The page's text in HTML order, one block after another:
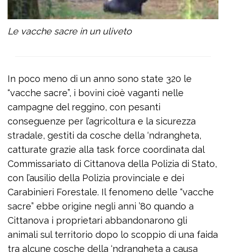
Le vacche sacre in un uliveto
In poco meno di un anno sono state 320 le
“vacche sacre”, i bovini cioè vaganti nelle
campagne del reggino, con pesanti
conseguenze per l’agricoltura e la sicurezza
stradale, gestiti da cosche della ‘ndrangheta,
catturate grazie alla task force coordinata dal
Commissariato di Cittanova della Polizia di Stato,
con l’ausilio della Polizia provinciale e dei
Carabinieri Forestale. Il fenomeno delle “vacche
sacre” ebbe origine negli anni ’80 quando a
Cittanova i proprietari abbandonarono gli
animali sul territorio dopo lo scoppio di una faida
tra alcune cosche della ‘ndrangheta a causa